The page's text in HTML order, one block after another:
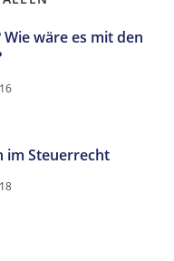
wäre es mit den
im Steuerrecht